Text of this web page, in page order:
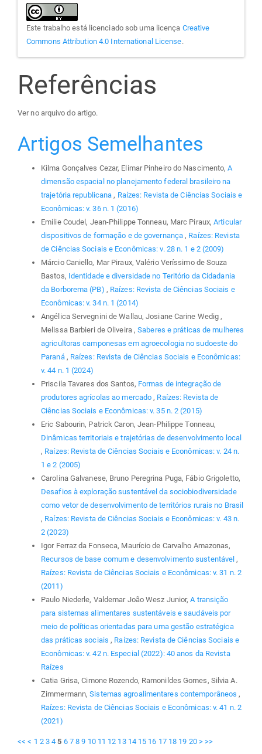
Este trabalho está licenciado sob uma licença Creative
Commons Attribution 4.0 International License.
Referências
Ver no arquivo do artigo.
Artigos Semelhantes
Kilma Gonçalves Cezar, Elimar Pinheiro do Nascimento,A
dimensão espacial no planejamento federal brasileiro na
trajetória republicana, Raízes: Revista de Ciências Sociais e
Econômicas: v. 36 n. 1 (2016)
Emilie Coudel, Jean-Philippe Tonneau, Marc Piraux,Articular
dispositivos de formação e de governança, Raízes: Revista
de Ciências Sociais e Econômicas: v. 28 n. 1 e 2 (2009)
Márcio Caniello, Mar Piraux, Valério Veríssimo de Souza
Bastos, Identidade e diversidade no Teritório da Cidadania
da Borborema (PB) , Raízes: Revista de Ciências Sociais e
Econômicas: v. 34 n. 1 (2014)
Angélica Servegnini de Wallau, Josiane Carine Wedig ,
Melissa Barbieri de Oliveira ,Saberes e práticas de mulheres
agricultoras camponesas em agroecologia no sudoeste do
Paraná , Raízes: Revista de Ciências Sociais e Econômicas:
v. 44 n. 1 (2024)
Priscila Tavares dos Santos, Formas de integração de
produtores agrícolas ao mercado, Raízes: Revista de
Ciências Sociais e Econômicas: v. 35 n. 2 (2015)
Eric Sabourin, Patrick Caron, Jean-Philippe Tonneau,
Dinâmicas territoriais e trajetórias de desenvolvimento local
, Raízes: Revista de Ciências Sociais e Econômicas: v. 24 n.
1 e 2 (2005)
Carolina Galvanese, Bruno Peregrina Puga, Fábio Grigoletto,
Desafios à exploração sustentável da sociobiodiversidade
como vetor de desenvolvimento de territórios rurais no Brasil
, Raízes: Revista de Ciências Sociais e Econômicas: v. 43 n.
2 (2023)
Igor Ferraz da Fonseca, Maurício de Carvalho Amazonas,
Recursos de base comum e desenvolvimento sustentável,
Raízes: Revista de Ciências Sociais e Econômicas: v. 31 n. 2
(2011)
Paulo Niederle, Valdemar João Wesz Junior,A transição
para sistemas alimentares sustentáveis e saudáveis por
meio de políticas orientadas para uma gestão estratégica
das práticas sociais, Raízes: Revista de Ciências Sociais e
Econômicas: v. 42 n. Especial (2022): 40 anos da Revista
Raízes
Catia Grisa, Cimone Rozendo, Ramonildes Gomes, Silvia A.
Zimmermann,Sistemas agroalimentares contemporâneos,
Raízes: Revista de Ciências Sociais e Econômicas: v. 41 n. 2
(2021)
<< < 1 2 3 4 5 6 7 8 9 10 11 12 13 14 15 16 17 18 19 20 > >>